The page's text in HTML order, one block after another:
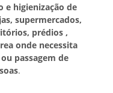
e higienização de
supermercados,
prédios ,
onde necessita
passagem de
.